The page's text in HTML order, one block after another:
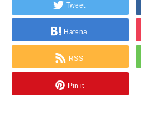
Tweet
Hatena
RSS
Pin it